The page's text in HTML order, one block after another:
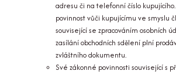
adresu či na telefonní číslo
povinnost vůči kupujícímu ve smyslu
související se zpracováním osobních
zasílání obchodních sdělení plní
zvláštního dokumentu.
Své zákonné povinnosti související s